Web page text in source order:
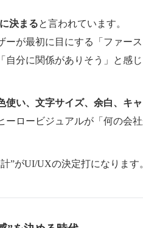
決まると言われています。
ーが最初に目にする「ファー
分に関係がありそう」と感
使い、文字サイズ、余白、キ
ーロービジュアルが「何の会
”がUI/UXの決定打になります